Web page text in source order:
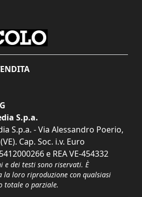
S.p.a.
S.p.a. - Via Alessandro Poerio,
Cap. Soc. i.v. Euro
e REA VE-454332
dei testi sono riservati. È
la loro riproduzione con qualsiasi
totale o parziale.